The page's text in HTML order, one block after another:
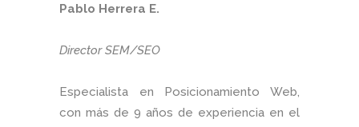
Pablo Herrera E.
Director SEM/SEO
Especialista en Posicionamiento Web,
con más de 9 años de experiencia en el